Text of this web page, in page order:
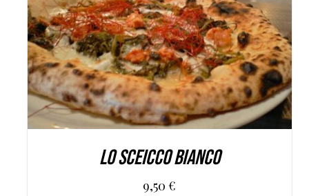
AGGIUNGI AL CARRELLO / DETAILS
Lo Sceicco Bianco
9,50€